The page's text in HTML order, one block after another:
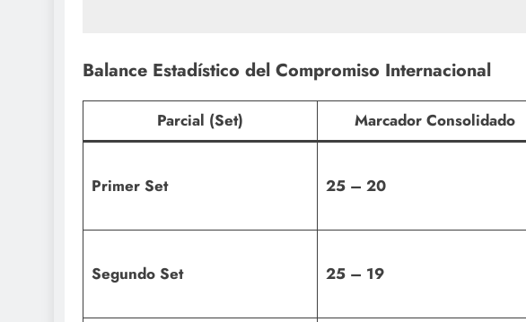
Balance Estadístico del Compromiso Internacional
Parcial (Set) Marcador Consolidado
Primer Set 25 – 20
Segundo Set 25 – 19